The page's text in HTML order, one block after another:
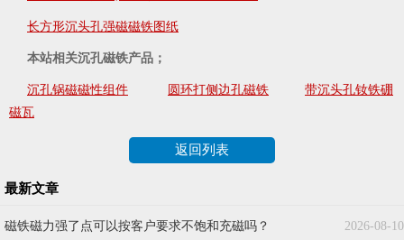
长方形沉头孔强磁磁铁图纸
本站相关沉孔磁铁产品；
沉孔锅磁磁性组件 圆环打侧边孔磁铁
带沉头孔钕铁硼
磁瓦
返回列表
最新文章
2026-08-10
磁铁磁力强了点可以按客户要求不饱和充磁吗？